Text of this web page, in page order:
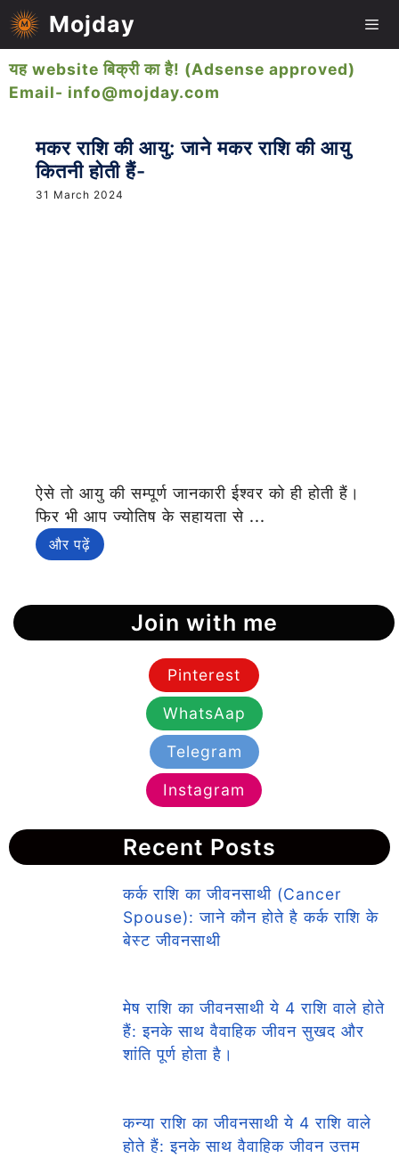
Skip
to
Mojday
यह website बिक्री का है! (Adsense approved)
Email- info@mojday.com
मकर राशि की आयु: जाने मकर राशि की आयु
कितनी होती हैं-
31 March 2024
ऐसे तो आयु की सम्पूर्ण जानकारी ईश्वर को ही होती हैं।
फिर भी आप ज्योतिष के सहायता से ...
और पढ़ें
Join with me
Pinterest
WhatsAap
Telegram
Instagram
Recent Posts
कर्क राशि का जीवनसाथी (Cancer
Spouse): जाने कौन होते है कर्क राशि के
बेस्ट जीवनसाथी
मेष राशि का जीवनसाथी ये 4 राशि वाले होते
हैं: इनके साथ वैवाहिक जीवन सुखद और
शांति पूर्ण होता है।
कन्या राशि का जीवनसाथी ये 4 राशि वाले
होते हैं: इनके साथ वैवाहिक जीवन उत्तम